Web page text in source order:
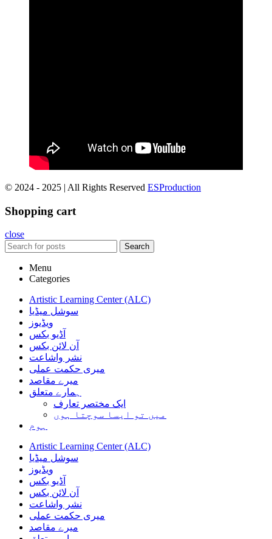
© 2024 - 2025 | All Rights Reserved ESProduction
Shopping cart
close
Search
Menu
Categories
Artistic Learning Center (ALC)
سوشل میڈیا
ویڈیوز
آڈیو بکس
آن لائن بکس
نشر واشاعت
میری حکمت عملی
میرے مقاصد
ہمارے متعلق
ایک مختصر تعارف
میں تو ایسا سوچتا ہوں
ہوم
Artistic Learning Center (ALC)
سوشل میڈیا
ویڈیوز
آڈیو بکس
آن لائن بکس
نشر واشاعت
میری حکمت عملی
میرے مقاصد